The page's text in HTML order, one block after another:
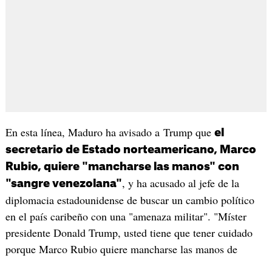
En esta línea, Maduro ha avisado a Trump que el
secretario de Estado norteamericano, Marco
Rubio, quiere "mancharse las manos" con
"sangre venezolana", y ha acusado al jefe de la
diplomacia estadounidense de buscar un cambio político
en el país caribeño con una "amenaza militar". "Míster
presidente Donald Trump, usted tiene que tener cuidado
porque Marco Rubio quiere mancharse las manos de